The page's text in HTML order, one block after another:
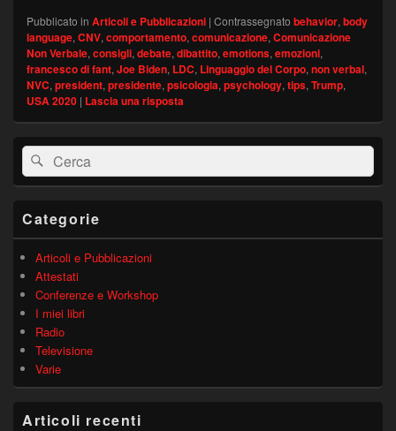
Pubblicato in Articoli e Pubblicazioni | Contrassegnato behavior, body
language, CNV, comportamento, comunicazione, Comunicazione
Non Verbale, consigli, debate, dibattito, emotions, emozioni,
francesco di fant, Joe Biden, LDC, Linguaggio del Corpo, non verbal,
NVC, president, presidente, psicologia, psychology, tips, Trump,
USA 2020 | Lascia una risposta
Area
widget
barra
laterale
Cerca:Cerca
Categorie
Articoli e Pubblicazioni
Attestati
Conferenze e Workshop
I miei libri
Radio
Televisione
Varie
Articoli recenti